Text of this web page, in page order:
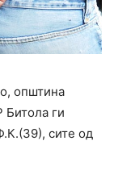
општина
ги
сите од